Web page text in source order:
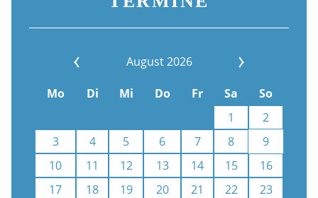
August 2026
Mo Di Mi Do Fr Sa
So
1
2
3
4 5 6 7 8
9
10
11 12 13 14 15
16
17
18 19 20 21 22
23